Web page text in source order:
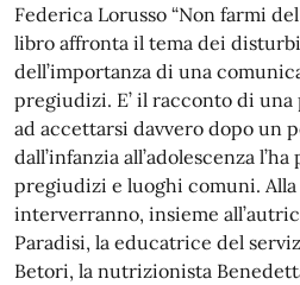
Federica Lorusso “Non farmi
libro affronta il tema dei
dell’importanza di una
pregiudizi. E’ il racconto di
ad accettarsi davvero dopo un
dall’infanzia all’adolescenza
pregiudizi e luoghi comuni.
interverranno, insieme
Paradisi, la educatrice del
Betori, la nutrizionista